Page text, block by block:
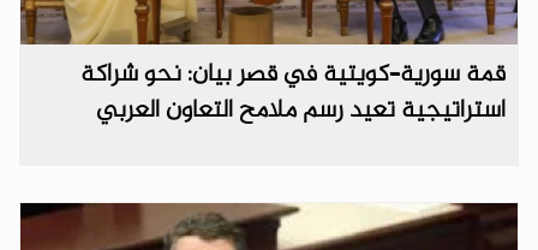
قمة سورية–كويتية في قصر بيان: نحو شراكة
استراتيجية تعيد رسم ملامح التعاون العربي